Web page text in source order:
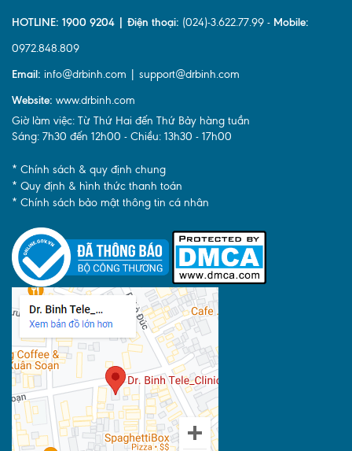
HOTLINE: 1900 9204 | Điện thoại: (024)-3.622.77.99 - Mobile:
0972.848.809
Email: info@drbinh.com | support@drbinh.com
Website: www.drbinh.com
Giờ làm việc: Từ Thứ Hai đến Thứ Bảy hàng tuần
Sáng: 7h30 đến 12h00 - Chiều: 13h30 - 17h00
* Chính sách & quy định chung
* Quy định & hình thức thanh toán
* Chính sách bảo mật thông tin cá nhân